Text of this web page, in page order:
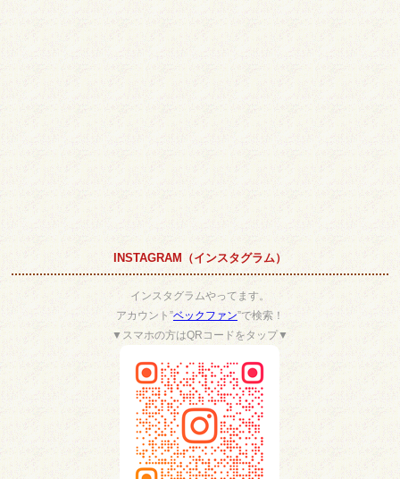
INSTAGRAM（インスタグラム）
インスタグラムやってます。
アカウント”ベックファン”で検索！
▼スマホの方はQRコードをタップ▼